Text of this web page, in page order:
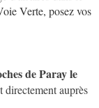
Verte, posez vos
de Paray le
auprès